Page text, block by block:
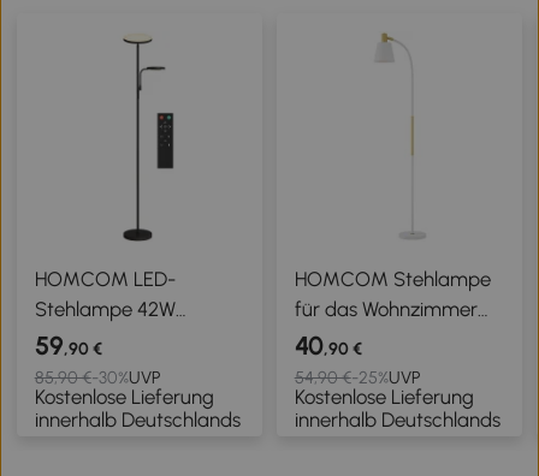
HOMCOM LED-
Stehlampe 42W
dimmbar 2700K-6500K
kontinuierliche
Farbvariation, 4
Szenenmodi,
59,90 €
85,90 €-30%UVP
Kostenlose Lieferung
innerhalb Deutschlands
HOMCOM Stehlampe
für das Wohnzimmer
verstellbar in der Höhe
127-160 cm mit
Schalter, E27-Fassung,
Weiß
40,90 €
54,90 €-25%UVP
Kostenlose Lieferung
innerhalb Deutschlands